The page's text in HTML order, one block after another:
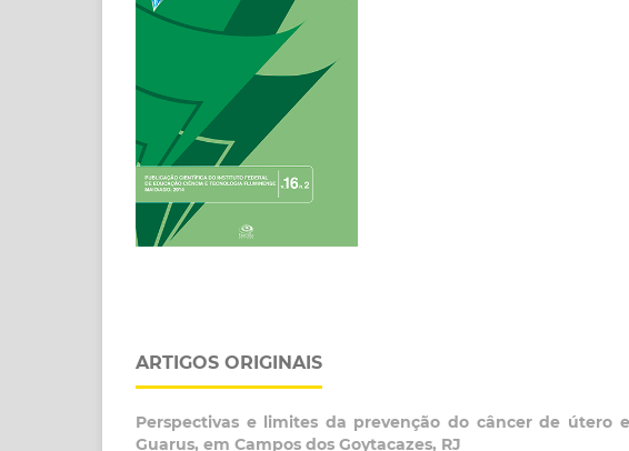
ARTIGOS ORIGINAIS
Perspectivas e limites da prevenção do câncer de útero
Guarus, em Campos dos Goytacazes, RJ